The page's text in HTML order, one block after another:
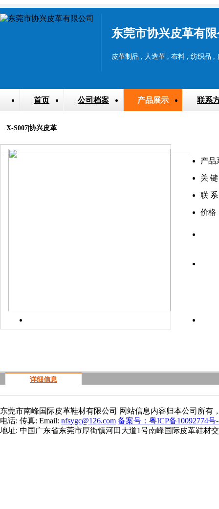
东莞市协兴皮革有
皮革制品 , 人造革 , 布料 , 纺织品 ,
首页 公司档案 产品展示 联系
X-S007|协兴皮革
产品
关
联
价格
详细信息
东莞市南峰国际皮革鞋材有限公司 网站信息内容归本公司所有
电话: 传真: Email: nfsygc@126.com 备案号：粤ICP备10092774号
地址: 中国广东省东莞市厚街镇河田大道1号南峰国际皮革鞋材